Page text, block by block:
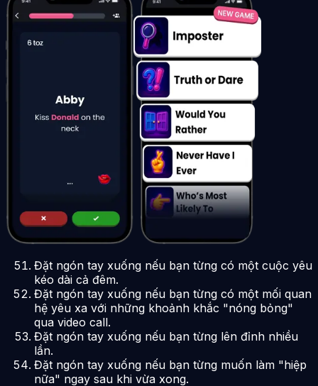
Đặt ngón tay xuống nếu bạn từng có một cuộc yêu
kéo dài cả đêm.
Đặt ngón tay xuống nếu bạn từng có một mối quan
hệ yêu xa với những khoảnh khắc "nóng bỏng"
qua video call.
Đặt ngón tay xuống nếu bạn từng lên đỉnh nhiều
lần.
Đặt ngón tay xuống nếu bạn từng muốn làm "hiệp
nữa" ngay sau khi vừa xong.